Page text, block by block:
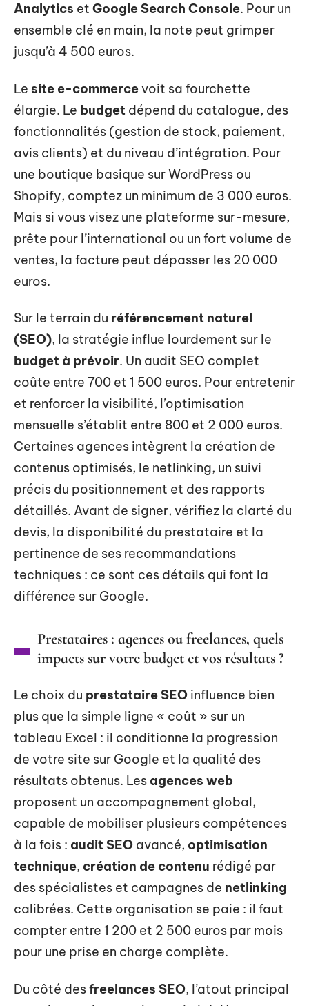
Analytics et Google Search Console. Pour un
ensemble clé en main, la note peut grimper
jusqu’à 4 500 euros.
Le site e-commercevoit sa fourchette
élargie. Le budget dépend du catalogue, des
fonctionnalités (gestion de stock, paiement,
avis clients) et du niveau d’intégration. Pour
une boutique basique sur WordPress ou
Shopify, comptez un minimum de 3 000 euros.
Mais si vous visez une plateforme sur-mesure,
prête pour l’international ou un fort volume de
ventes, la facture peut dépasser les 20 000
euros.
Sur le terrain du référencement naturel
(SEO), la stratégie influe lourdement sur le
budget à prévoir. Un audit SEO complet
coûte entre 700 et 1 500 euros. Pour entretenir
et renforcer la visibilité, l’optimisation
mensuelle s’établit entre 800 et 2 000 euros.
Certaines agences intègrent la création de
contenus optimisés, le netlinking, un suivi
précis du positionnement et des rapports
détaillés. Avant de signer, vérifiez la clarté du
devis, la disponibilité du prestataire et la
pertinence de ses recommandations
techniques : ce sont ces détails qui font la
différence sur Google.
Prestataires : agences ou freelances, quels
impacts sur votre budget et vos résultats ?
Le choix du prestataire SEO influence bien
plus que la simple ligne « coût » sur un
tableau Excel : il conditionne la progression
de votre site sur Google et la qualité des
résultats obtenus. Les agences web
proposent un accompagnement global,
capable de mobiliser plusieurs compétences
à la fois : audit SEO avancé, optimisation
technique, création de contenu rédigé par
des spécialistes et campagnes de netlinking
calibrées. Cette organisation se paie : il faut
compter entre 1 200 et 2 500 euros par mois
pour une prise en charge complète.
Du côté desfreelances SEO, l’atout principal